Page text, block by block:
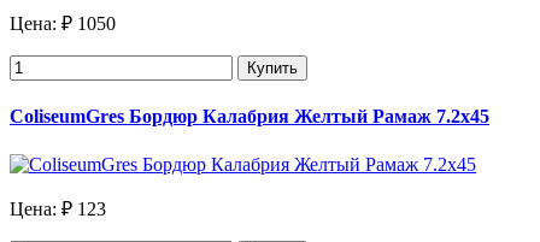
Цена: ₽ 1050
Купить
ColiseumGres Бордюр Калабрия Желтый Рамаж 7.2х45
Цена: ₽ 123